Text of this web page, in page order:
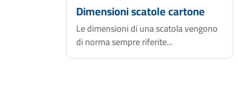
Dimensioni scatole cartone
Le dimensioni di una scatola vengono
di norma sempre riferite...